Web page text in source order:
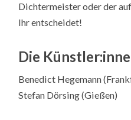
Dichtermeister oder der
Ihr entscheidet!
Die
Benedict Hegemann
Stefan Dörsing (Gießen)